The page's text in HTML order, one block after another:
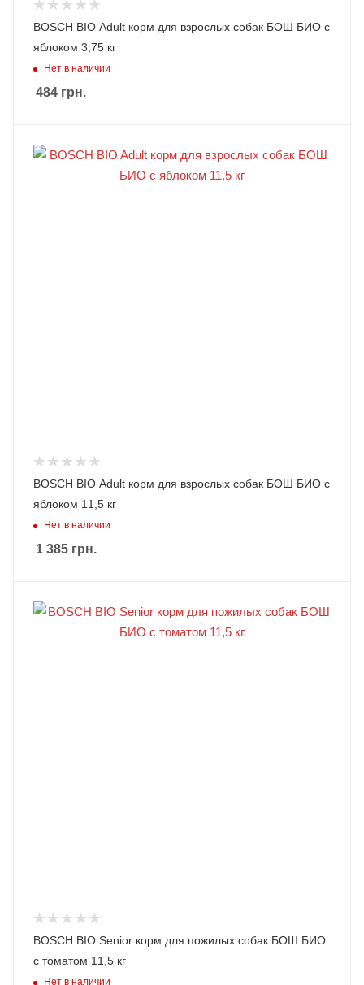
BOSCH BIO Adult корм для взрослых собак БОШ БИО с
яблоком 3,75 кг
Нет в наличии
484 грн.
BOSCH BIO Adult корм для взрослых собак БОШ БИО с
яблоком 11,5 кг
Нет в наличии
1 385 грн.
BOSCH BIO Senior корм для пожилых собак БОШ БИО
с томатом 11,5 кг
Нет в наличии